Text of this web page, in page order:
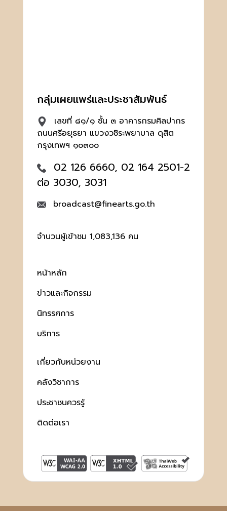
กลุ่มเผยแพร่และประชาสัมพันธ์
เลขที่ ๘๑/๑ ชั้น ๓ อาคารกรมศิลปากร
ถนนศรีอยุธยา แขวงวชิระพยาบาล ดุสิต
กรุงเทพฯ ๑๐๓๐๐
02 126 6660, 02 164 2501-2
ต่อ 3030, 3031
broadcast@finearts.go.th
จำนวนผู้เข้าชม 1,083,136 คน
หน้าหลัก
ข่าวและกิจกรรม
นิทรรศการ
บริการ
เกี่ยวกับหน่วยงาน
คลังวิชาการ
ประชาชนควรรู้
ติดต่อเรา